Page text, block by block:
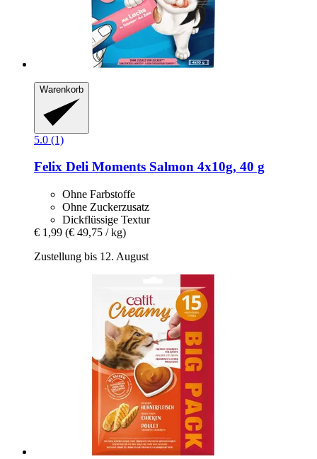
Warenkorb
5.0 (1)
Felix Deli Moments Salmon 4x10g, 40 g
Ohne Farbstoffe
Ohne Zuckerzusatz
Dickflüssige Textur
€ 1,99 (€ 49,75 / kg)
Zustellung bis 12. August